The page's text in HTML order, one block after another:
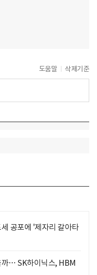
도움말 삭제기준
공포에 '제자리 갈아타
까… SK하이닉스, HBM